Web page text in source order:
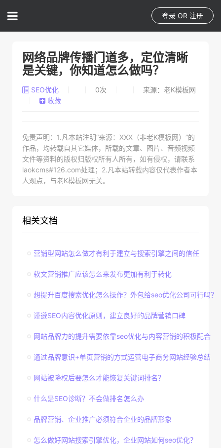
登录 OR 注册
网络品牌传播门道多，定位清晰
是关键，你知道怎么做吗？
SEO优化 0次
来源：老K模板网
收藏
免责声明：1.凡本站注明“来源：XXX（非老K模板网）”的
作品，均转载自其它媒体，所载的文章、图片、音频视频
文件等资料的版权归版权所有人所有，如有侵权，请联系
laokcms#126.com处理；2.凡本站转载内容仅代表作者本
人观点，与老K模板网无关。
相关文档
营销型网站怎么做才有利于建立与搜索引擎之间的信任
软文营销推广应该怎么来发布更加有利于转化
想提升百度搜索优化怎么操作？外包给seo优化公司可行吗？
谨遵SEO内容优化原则，建立良好的品牌营销口碑
网站品牌力的提升需要依靠seo优化与内容营销的积极配合
通过品牌意识+单页营销的方式运营电子商务网站经验总结
网站被降权后要怎么才能恢复关键词排名？
什么是SEO诊断？不会做排名怎么办
品牌营销、企业推广必须符合企业的品牌形象
怎么做好网站搜索引擎优化，企业网站如何seo优化？